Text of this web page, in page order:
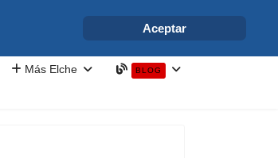
info@elchesemueve.com
Más Elche BLOG
Aceptar